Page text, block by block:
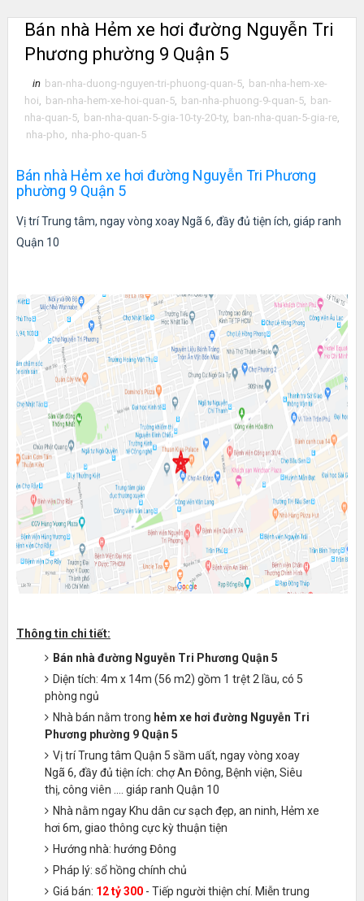
Bán nhà Hẻm xe hơi đường Nguyễn Tri
Phương phường 9 Quận 5
in ban-nha-duong-nguyen-tri-phuong-quan-5, ban-nha-hem-xe-
hoi, ban-nha-hem-xe-hoi-quan-5, ban-nha-phuong-9-quan-5, ban-
nha-quan-5, ban-nha-quan-5-gia-10-ty-20-ty, ban-nha-quan-5-gia-re,
nha-pho, nha-pho-quan-5
Bán nhà Hẻm xe hơi đường Nguyễn Tri Phương
phường 9 Quận 5
Vị trí Trung tâm, ngay vòng xoay Ngã 6, đầy đủ tiện ích, giáp ranh
Quận 10
Thông tin chi tiết:
Bán nhà đường Nguyễn Tri Phương Quận 5
Diện tích: 4m x 14m (56 m2) gồm 1 trệt 2 lầu, có 5
phòng ngủ
Nhà bán nằm trong hẻm xe hơi đường Nguyễn Tri
Phương phường 9 Quận 5
Vị trí Trung tâm Quận 5 sầm uất, ngay vòng xoay
Ngã 6, đầy đủ tiện ích: chợ An Đông, Bệnh viện, Siêu
thị, công viên .... giáp ranh Quận 10
Nhà nằm ngay Khu dân cư sạch đẹp, an ninh, Hẻm xe
hơi 6m, giao thông cực kỳ thuận tiện
Hướng nhà: hướng Đông
Pháp lý: sổ hồng chính chủ
Giá bán: 12 tỷ 300- Tiếp người thiện chí. Miễn trung